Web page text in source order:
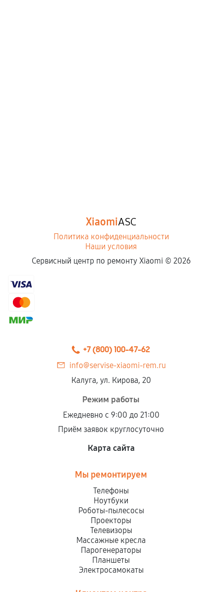
XiaomiASC
Политика конфиденциальности
Наши условия
Сервисный центр по ремонту Xiaomi © 2026
+7 (800) 100-47-62
info@servise-xiaomi-rem.ru
Калуга, ул. Кирова, 20
Режим работы
Ежедневно с 9:00 до 21:00
Приём заявок круглосуточно
Карта сайта
Мы ремонтируем
Телефоны
Ноутбуки
Роботы-пылесосы
Проекторы
Телевизоры
Массажные кресла
Парогенераторы
Планшеты
Электросамокаты